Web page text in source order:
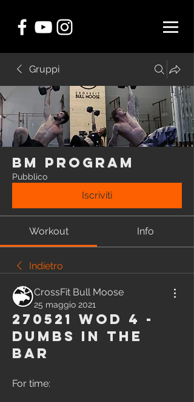
Gruppi
BM Program
Pubblico
Iscriviti
Workout Info
Indietro
CrossFit Bull Moose
25 maggio 2021
270521 WOD 4 -
Dumbs in the
Bar
For time: